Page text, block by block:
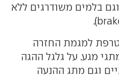
וגם בלמים משודרגים ללא
למגמת החזרה
מגע. על גלגל ההגה
וגם מתג ההנעה